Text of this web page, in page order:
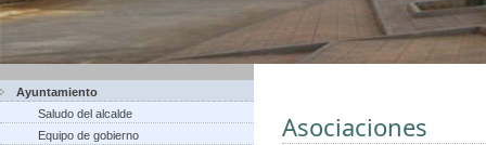
Ayuntamiento
Saludo del alcalde
Equipo de gobierno
Asociaciones